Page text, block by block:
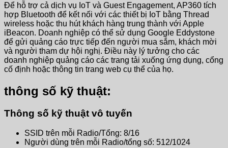
Để hỗ trợ cả dịch vụ IoT và Guest Engagement, AP360 tích
hợp Bluetooth để kết nối với các thiết bị IoT bằng Thread
wireless hoặc thu hút khách hàng trung thành với Apple
iBeacon. Doanh nghiệp có thể sử dụng Google Eddystone
để gửi quảng cáo trực tiếp đến người mua sắm, khách mời
và người tham dự hội nghị. Điều này lý tưởng cho các
doanh nghiệp quảng cáo các trang tải xuống ứng dụng, cổng
cố định hoặc thông tin trang web cụ thể của họ.
thông số kỹ thuật:
Thông số kỹ thuật vô tuyến
SSID trên mỗi Radio/Tổng: 8/16
Người dùng trên mỗi Radio/tổng ​​số: 512/1024